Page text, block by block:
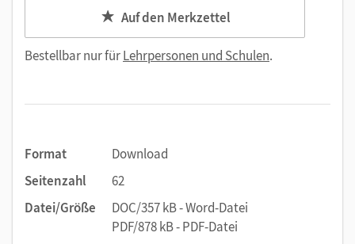
Auf den Merkzettel
Bestellbar nur fürLehrpersonen und Schulen.
Format
Download
Seitenzahl
62
Datei/Größe
DOC/357 kB - Word-Datei
PDF/878 kB - PDF-Datei